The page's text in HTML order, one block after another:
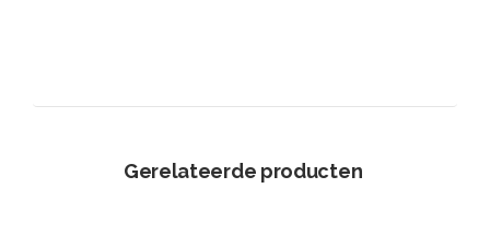
Gerelateerde producten